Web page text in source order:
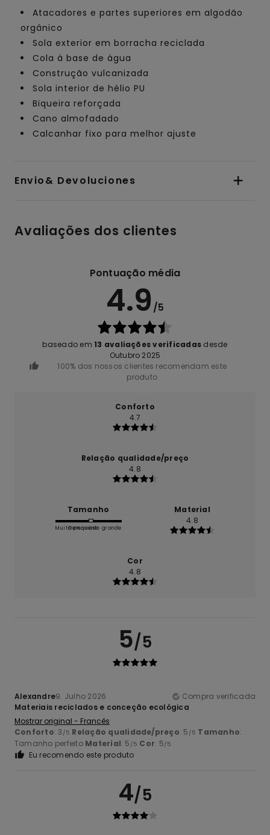
Atacadores e partes superiores em algodão
orgânico
Sola exterior em borracha reciclada
Cola à base de água
Construção vulcanizada
Sola interior de hélio PU
Biqueira reforçada
Cano almofadado
Calcanhar fixo para melhor ajuste
Envio& Devoluciones
Avaliações dos clientes
Pontuação média
4.9 /5
baseado em 13 avaliações verificadas desde
Outubro 2025
100% dos nossos clientes recomendam este
produto
Conforto
4.7
Relação qualidade/preço
4.8
Tamanho
Muito pequeno
Demasiado grande
Material
4.8
Cor
4.8
5/5
Alexandre9. Julho 2026
Compra verificada
Materiais reciclados e conceção ecológica
Mostrar original - Francês
Conforto: 3 /5 Relação qualidade/preço: 5 /5 Tamanho:
Tamanho perfeito Material: 5 /5 Cor: 5/5
Eu recomendo este produto
4/5